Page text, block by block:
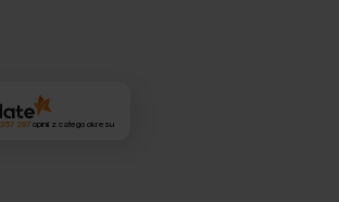
357 297opinii z całego okresu